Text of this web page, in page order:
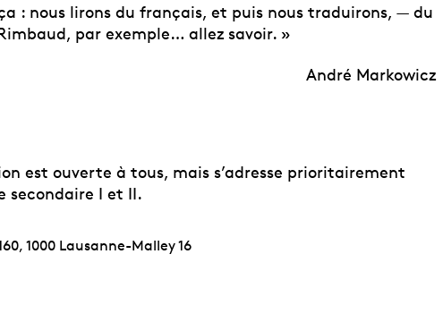
: nous lirons du français, et puis nous traduirons, — du
par exemple… allez savoir. »
André Markowicz
est ouverte à tous, mais s’adresse prioritairement
secondaire I et II.
1000 Lausanne-Malley 16